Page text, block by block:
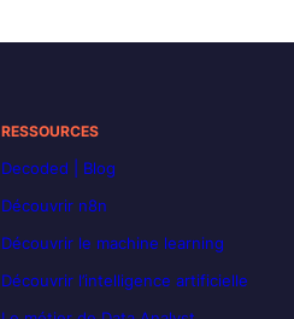
RESSOURCES
Decoded | Blog
Découvrir n8n
Découvrir le machine learning
Découvrir l’intelligence artificielle